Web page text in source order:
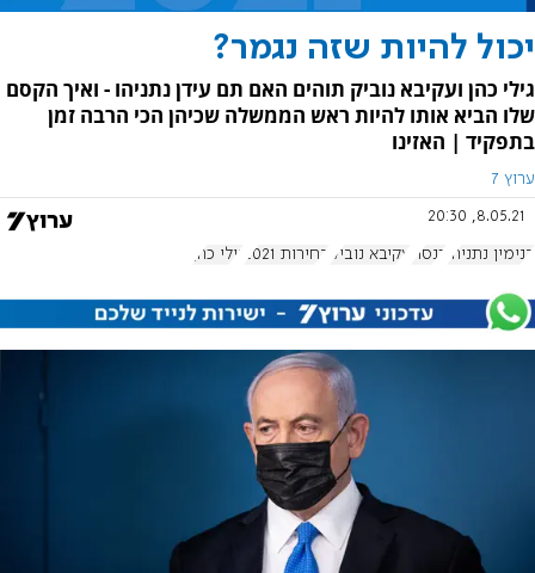
יכול להיות שזה נגמר?
גילי כהן ועקיבא נוביק תוהים האם תם עידן נתניהו - ואיך הקסם
שלו הביא אותו להיות ראש הממשלה שכיהן הכי הרבה זמן
בתפקיד | האזינו
ערוץ 7
8.05.21, 20:30
בנימין נתניהו כנסת עקיבא נוביק בחירות 2021 גילי כהן